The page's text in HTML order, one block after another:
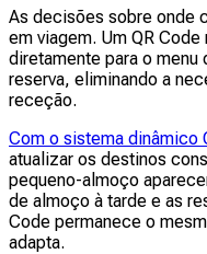
As decisões sobre onde
em viagem. Um QR
diretamente para o menu
reserva, eliminando a
receção.
Com o sistema dinâmico
atualizar os destinos
pequeno-almoço
de almoço à tarde e as
Code permanece o
adapta.